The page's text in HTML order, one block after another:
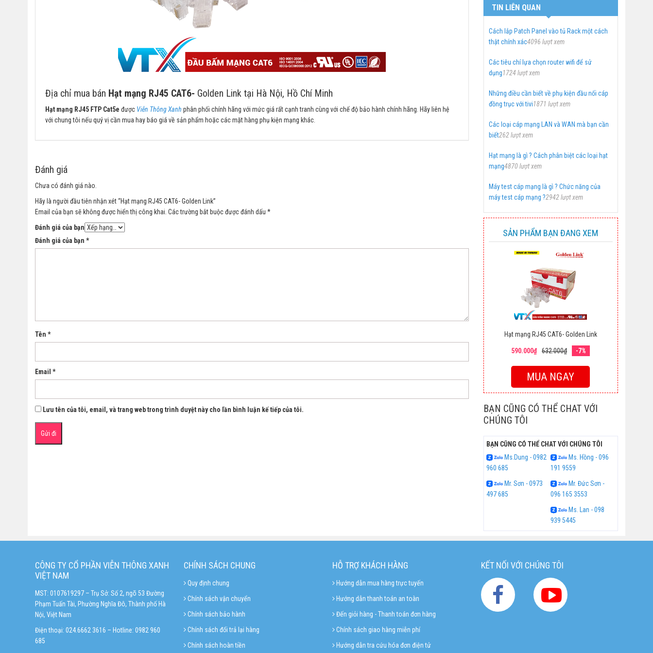
Địa chỉ mua bán Hạt mạng RJ45 CAT6- Golden Link tại Hà Nội, Hồ Chí Minh
Hạt mạng RJ45 FTP Cat5e được Viễn Thông Xanh phân phối chính hãng với mức giá rất cạnh tranh cùng với chế độ bảo hành chính hãng. Hãy liên hệ
với chung tôi nếu quý vị cần mua hay báo giá về sản phẩm hoặc các mặt hàng phụ kiện mạng khác.
Đánh giá
Chưa có đánh giá nào.
Hãy là người đầu tiên nhận xét “Hạt mạng RJ45 CAT6- Golden Link”
Email của bạn sẽ không được hiển thị công khai. Các trường bắt buộc được đánh dấu *
Đánh giá của bạn
Đánh giá của bạn *
Tên *
Email *
Lưu tên của tôi, email, và trang web trong trình duyệt này cho lần bình luận kế tiếp của tôi.
TIN LIÊN QUAN
Cách lắp Patch Panel vào tủ Rack một cách
thật chính xác4096 lượt xem
Các tiêu chí lựa chọn router wifi để sử
dụng1724 lượt xem
Những điều cần biết về phụ kiện đầu nối cáp
đồng trục với tivi1871 lượt xem
Các loại cáp mạng LAN và WAN mà bạn cần
biết262 lượt xem
Hạt mạng là gì ? Cách phân biệt các loại hạt
mạng4870 lượt xem
Máy test cáp mạng là gì ? Chức năng của
máy test cáp mạng ?2942 lượt xem
SẢN PHẨM BẠN ĐANG XEM
Hạt mạng RJ45 CAT6- Golden Link
590.000₫ 632.000₫ -7%
MUA NGAY
BẠN CŨNG CÓ THỂ CHAT VỚI
CHÚNG TÔI
BẠN CŨNG CÓ THỂ CHAT VỚI CHÚNG TÔI
Ms.Dung - 0982
960 685
Ms. Hồng - 096
191 9559
Mr. Sơn - 0973
497 685
Mr. Đức Sơn -
096 165 3553
Ms. Lan - 098
939 5445
CÔNG TY CỔ PHẦN VIỄN THÔNG XANH
VIỆT NAM
MST: 0107619297 – Trụ Sở: Số 2, ngõ 53 Đường
Phạm Tuấn Tài, Phường Nghĩa Đô, Thành phố Hà
Nội, Việt Nam
Điện thoại: 024.6662 3616 – Hotline: 0982 960
685
CHÍNH SÁCH CHUNG
Quy định chung
Chính sách vận chuyển
Chính sách bảo hành
Chính sách đổi trả lại hàng
Chính sách hoàn tiền
HỖ TRỢ KHÁCH HÀNG
Hướng dẫn mua hàng trực tuyến
Hướng dẫn thanh toán an toàn
Đến giỏi hàng - Thanh toán đơn hàng
Chính sách giao hàng miễn phí
Hướng dẫn tra cứu hóa đơn điện tử
KẾT NỐI VỚI CHÚNG TÔI